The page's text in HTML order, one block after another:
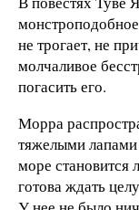
не трогает, не
молчаливое
погасить его.
Морра
тяжелыми лапами
море становится
готова ждать